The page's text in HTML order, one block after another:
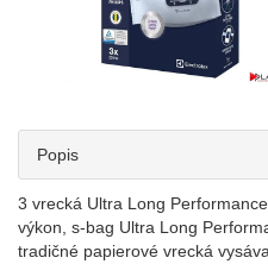
Popis
3 vrecká Ultra Long
výkon, s-bag Ultra Long
tradičné papierové vrecká